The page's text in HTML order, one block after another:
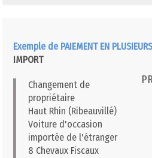
Exemple de PAIEMENT EN
IMPORT
Changement de
propriétaire
Haut Rhin (Ribeauvillé)
Voiture d'occasion
importée de l'étranger
8 Chevaux Fiscaux